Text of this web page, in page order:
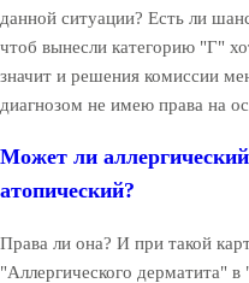
данной ситуации? Есть ли
чтоб вынесли категорию "Г"
значит и решения комиссии
диагнозом не имею права на
Может ли
атопический?
Права ли она? И при такой
"Аллергического дерматита"